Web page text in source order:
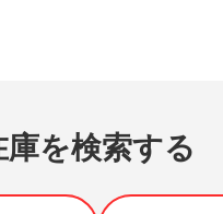
を検索する